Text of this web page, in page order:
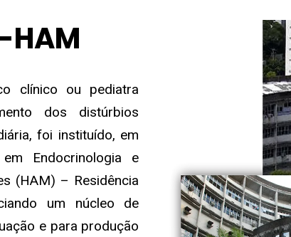
HAM
clínico ou pediatra
dos distúrbios
foi instituído, em
Endocrinologia e
(HAM) – Residência
um núcleo de
e para produção